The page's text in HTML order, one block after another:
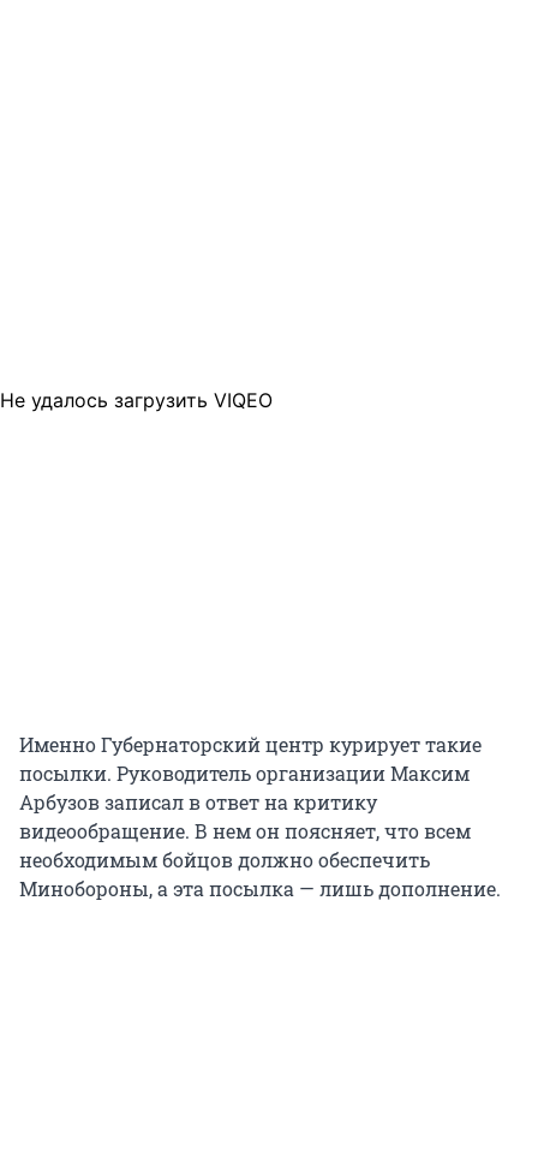
Не удалось загрузить VIQEO
Именно Губернаторский центр курирует такие
посылки. Руководитель организации Максим
Арбузов записал в ответ на критику
видеообращение. В нем он поясняет, что всем
необходимым бойцов должно обеспечить
Минобороны, а эта посылка — лишь дополнение.